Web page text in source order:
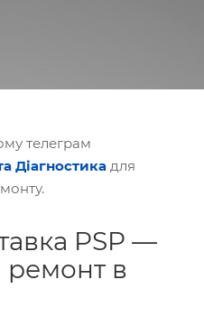
телеграм
Діагностика для
PSP —
ремонт в